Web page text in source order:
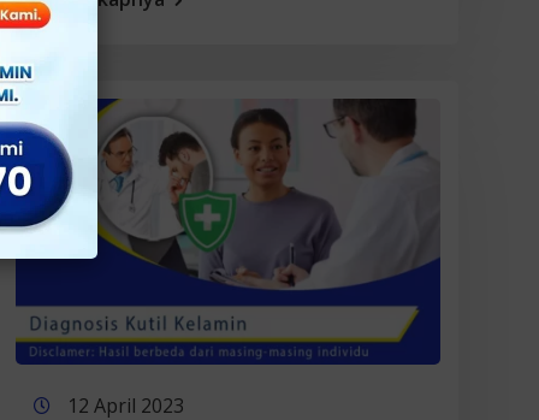
12 April 2023